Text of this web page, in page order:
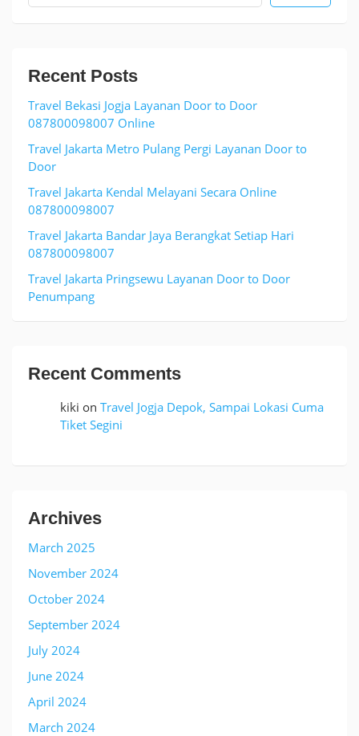
Recent Posts
Travel Bekasi Jogja Layanan Door to Door
087800098007 Online
Travel Jakarta Metro Pulang Pergi Layanan Door to
Door
Travel Jakarta Kendal Melayani Secara Online
087800098007
Travel Jakarta Bandar Jaya Berangkat Setiap Hari
087800098007
Travel Jakarta Pringsewu Layanan Door to Door
Penumpang
Recent Comments
kiki on Travel Jogja Depok, Sampai Lokasi Cuma
Tiket Segini
Archives
March 2025
November 2024
October 2024
September 2024
July 2024
June 2024
April 2024
March 2024